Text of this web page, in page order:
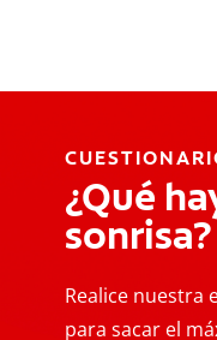
¿Qué
sonrisa?
Realice nuestra
para sacar el